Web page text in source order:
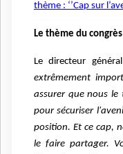
thème : ‘’Cap sur
Le thème du
Le directeur
extrêmement
assurer que nous le
pour sécuriser
position. Et ce cap,
le faire partager.